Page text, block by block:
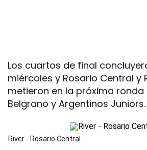
Los cuartos de final
miércoles y Rosario Central y
metieron en la próxima ronda
Belgrano y Argentinos Juniors.
River - Rosario Central.